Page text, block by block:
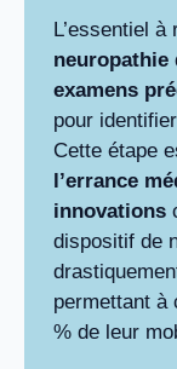
L’essentiel à
neuropathie
examens
pour
Cette étape
l’errance
innovations
dispositif de
permettant à
% de leur